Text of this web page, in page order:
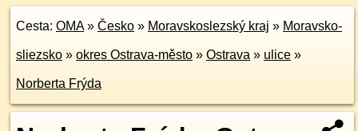
Cesta: OMA» Česko » Moravskoslezský kraj » Moravsko-
sliezsko » okres Ostrava-město » Ostrava » ulice »
Norberta Frýda